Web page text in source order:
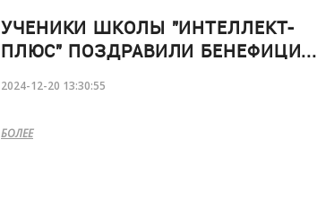
УЧЕНИКИ ШКОЛЫ "ИНТЕЛЛЕКТ-
ПЛЮС" ПОЗДРАВИЛИ БЕНЕФИЦИ...
2024-12-20 13:30:55
БОЛЕЕ